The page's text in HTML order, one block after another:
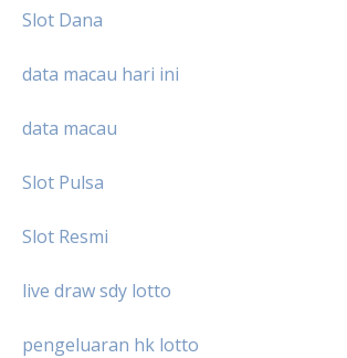
Slot Dana
data macau hari ini
data macau
Slot Pulsa
Slot Resmi
live draw sdy lotto
pengeluaran hk lotto